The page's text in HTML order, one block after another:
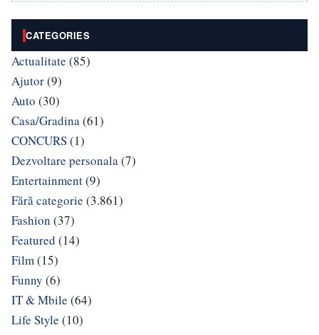
CATEGORIES
Actualitate (85)
Ajutor(9)
Auto (30)
Casa/Gradina(61)
CONCURS(1)
Dezvoltare personala(7)
Entertainment(9)
Fără categorie (3.861)
Fashion (37)
Featured (14)
Film(15)
Funny (6)
IT & Mbile (64)
Life Style (10)